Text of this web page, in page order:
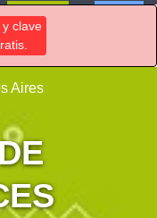
clave
Aires